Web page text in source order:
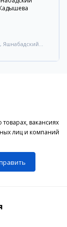
Яшнабадский
вакансиях
лиц и компаний